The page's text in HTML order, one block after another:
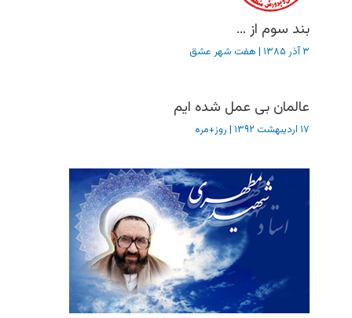
بند سوم از …
۳ آذر ۱۳۸۵ | هفت شهر عشق
عالمان بی عمل شده ایم
۱۷ اردیبهشت ۱۳۹۲ | روز+مره